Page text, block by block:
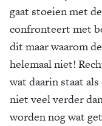
gaat stoeien met
confronteert met
dit maar waarom
helemaal niet!
wat daarin staat
niet veel verder
worden nog wat